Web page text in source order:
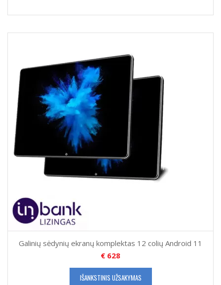
Galinių sėdynių ekranų komplektas 12 colių Android 11
€ 628
IŠANKSTINIS UŽSAKYMAS